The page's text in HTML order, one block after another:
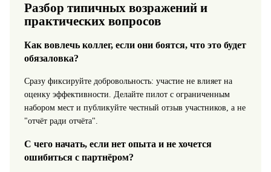
Разбор типичных возражений и
практических вопросов
Как вовлечь коллег, если они боятся, что это будет
обязаловка?
Сразу фиксируйте добровольность: участие не влияет на
оценку эффективности. Делайте пилот с ограниченным
набором мест и публикуйте честный отзыв участников, а не
"отчёт ради отчёта".
С чего начать, если нет опыта и не хочется
ошибиться с партнёром?